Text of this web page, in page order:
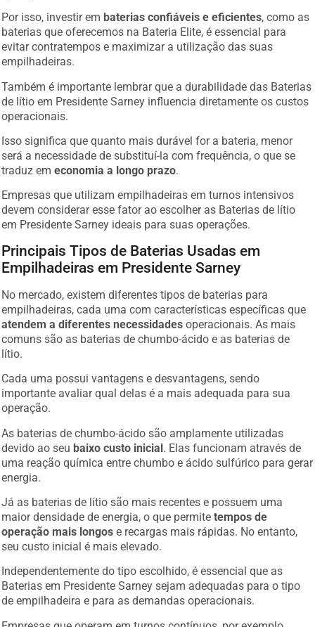
Por isso, investir em baterias confiáveis e eficientes, como as
baterias que oferecemos na Bateria Elite, é essencial para
evitar contratempos e maximizar a utilização das suas
empilhadeiras.
Também é importante lembrar que a durabilidade das Baterias
de lítio em Presidente Sarney influencia diretamente os custos
operacionais.
Isso significa que quanto mais durável for a bateria, menor
será a necessidade de substituí-la com frequência, o que se
traduz emeconomia a longo prazo.
Empresas que utilizam empilhadeiras em turnos intensivos
devem considerar esse fator ao escolher as Baterias de lítio
em Presidente Sarney ideais para suas operações.
Principais Tipos de Baterias Usadas em
Empilhadeiras em Presidente Sarney
No mercado, existem diferentes tipos de baterias para
empilhadeiras, cada uma com características específicas que
atendem a diferentes necessidades operacionais. As mais
comuns são as baterias de chumbo-ácido e as baterias de
lítio.
Cada uma possui vantagens e desvantagens, sendo
importante avaliar qual delas é a mais adequada para sua
operação.
As baterias de chumbo-ácido são amplamente utilizadas
devido ao seu baixo custo inicial. Elas funcionam através de
uma reação química entre chumbo e ácido sulfúrico para gerar
energia.
Já as baterias de lítio são mais recentes e possuem uma
maior densidade de energia, o que permitetempos de
operação mais longos e recargas mais rápidas. No entanto,
seu custo inicial é mais elevado.
Independentemente do tipo escolhido, é essencial que as
Baterias em Presidente Sarney sejam adequadas para o tipo
de empilhadeira e para as demandas operacionais.